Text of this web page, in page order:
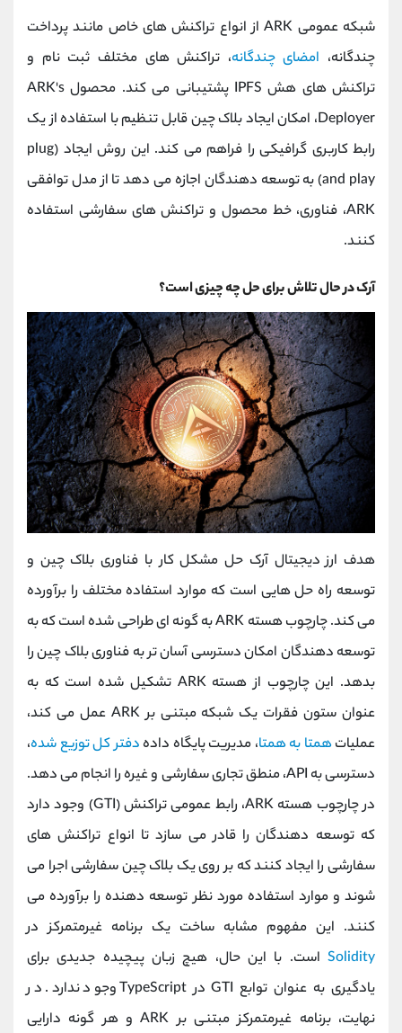
شبکه عمومی ARK از انواع تراکنش های خاص مانند پرداخت
چندگانه، امضای چندگانه، تراکنش های مختلف ثبت نام و
تراکنش های هش IPFS پشتیبانی می کند. محصول ARK's
Deployer، امکان ایجاد بلاک چین قابل تنظیم با استفاده از یک
رابط کاربری گرافیکی را فراهم می کند. این روش ایجاد (plug
and play) به توسعه دهندگان اجازه می دهد تا از مدل توافقی
ARK، فناوری، خط محصول و تراکنش های سفارشی استفاده
کنند.
آرک در حال تلاش برای حل چه چیزی است؟
هدف ارز دیجیتال آرک حل مشکل کار با فناوری بلاک چین و
توسعه راه حل هایی است که موارد استفاده مختلف را برآورده
می کند. چارچوب هسته ARK به گونه ای طراحی شده است که به
توسعه دهندگان امکان دسترسی آسان تر به فناوری بلاک چین را
بدهد. این چارچوب از هسته ARK تشکیل شده است که به
عنوان ستون فقرات یک شبکه مبتنی بر ARK عمل می کند،
عملیاتهمتا به همتا، مدیریت پایگاه دادهدفتر کل توزیع شده،
دسترسی به API، منطق تجاری سفارشی و غیره را انجام می دهد.
در چارچوب هسته ARK، رابط عمومی تراکنش (GTI) وجود دارد
که توسعه دهندگان را قادر می سازد تا انواع تراکنش های
سفارشی را ایجاد کنند که بر روی یک بلاک چین سفارشی اجرا می
شوند و موارد استفاده مورد نظر توسعه دهنده را برآورده می
کنند. این مفهوم مشابه ساخت یک برنامه غیرمتمرکز در
Solidity است. با این حال، هیچ زبان پیچیده جدیدی برای
یادگیری به عنوان توابع GTI در TypeScript وجود ندارد. در
نهایت، برنامه غیرمتمرکز مبتنی بر ARK و هر گونه دارایی